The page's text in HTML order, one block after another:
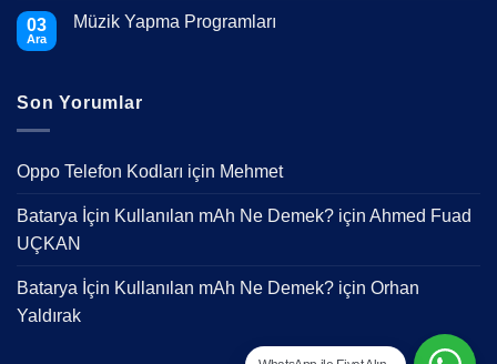
Yılı
Modelleri
Hangileri?
03
Ara
Müzik Yapma Programları
Programları
Son Yorumlar
Oppo Telefon Kodları için Mehmet
Batarya İçin Kullanılan mAh Ne Demek? için Ahmed Fuad
UÇKAN
Batarya İçin Kullanılan mAh Ne Demek? için Orhan
Yaldırak